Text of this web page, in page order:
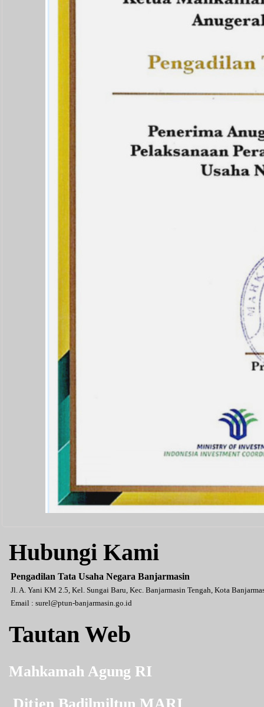
Hubungi Kami
Pengadilan Tata Usaha Negara Banjarmasin
Jl. A. Yani KM 2.5, Kel. Sungai Baru, Kec. Banjarmasin Tengah, Kota
Email : surel@ptun-banjarmasin.go.id
Tautan Web
Mahkamah Agung RI